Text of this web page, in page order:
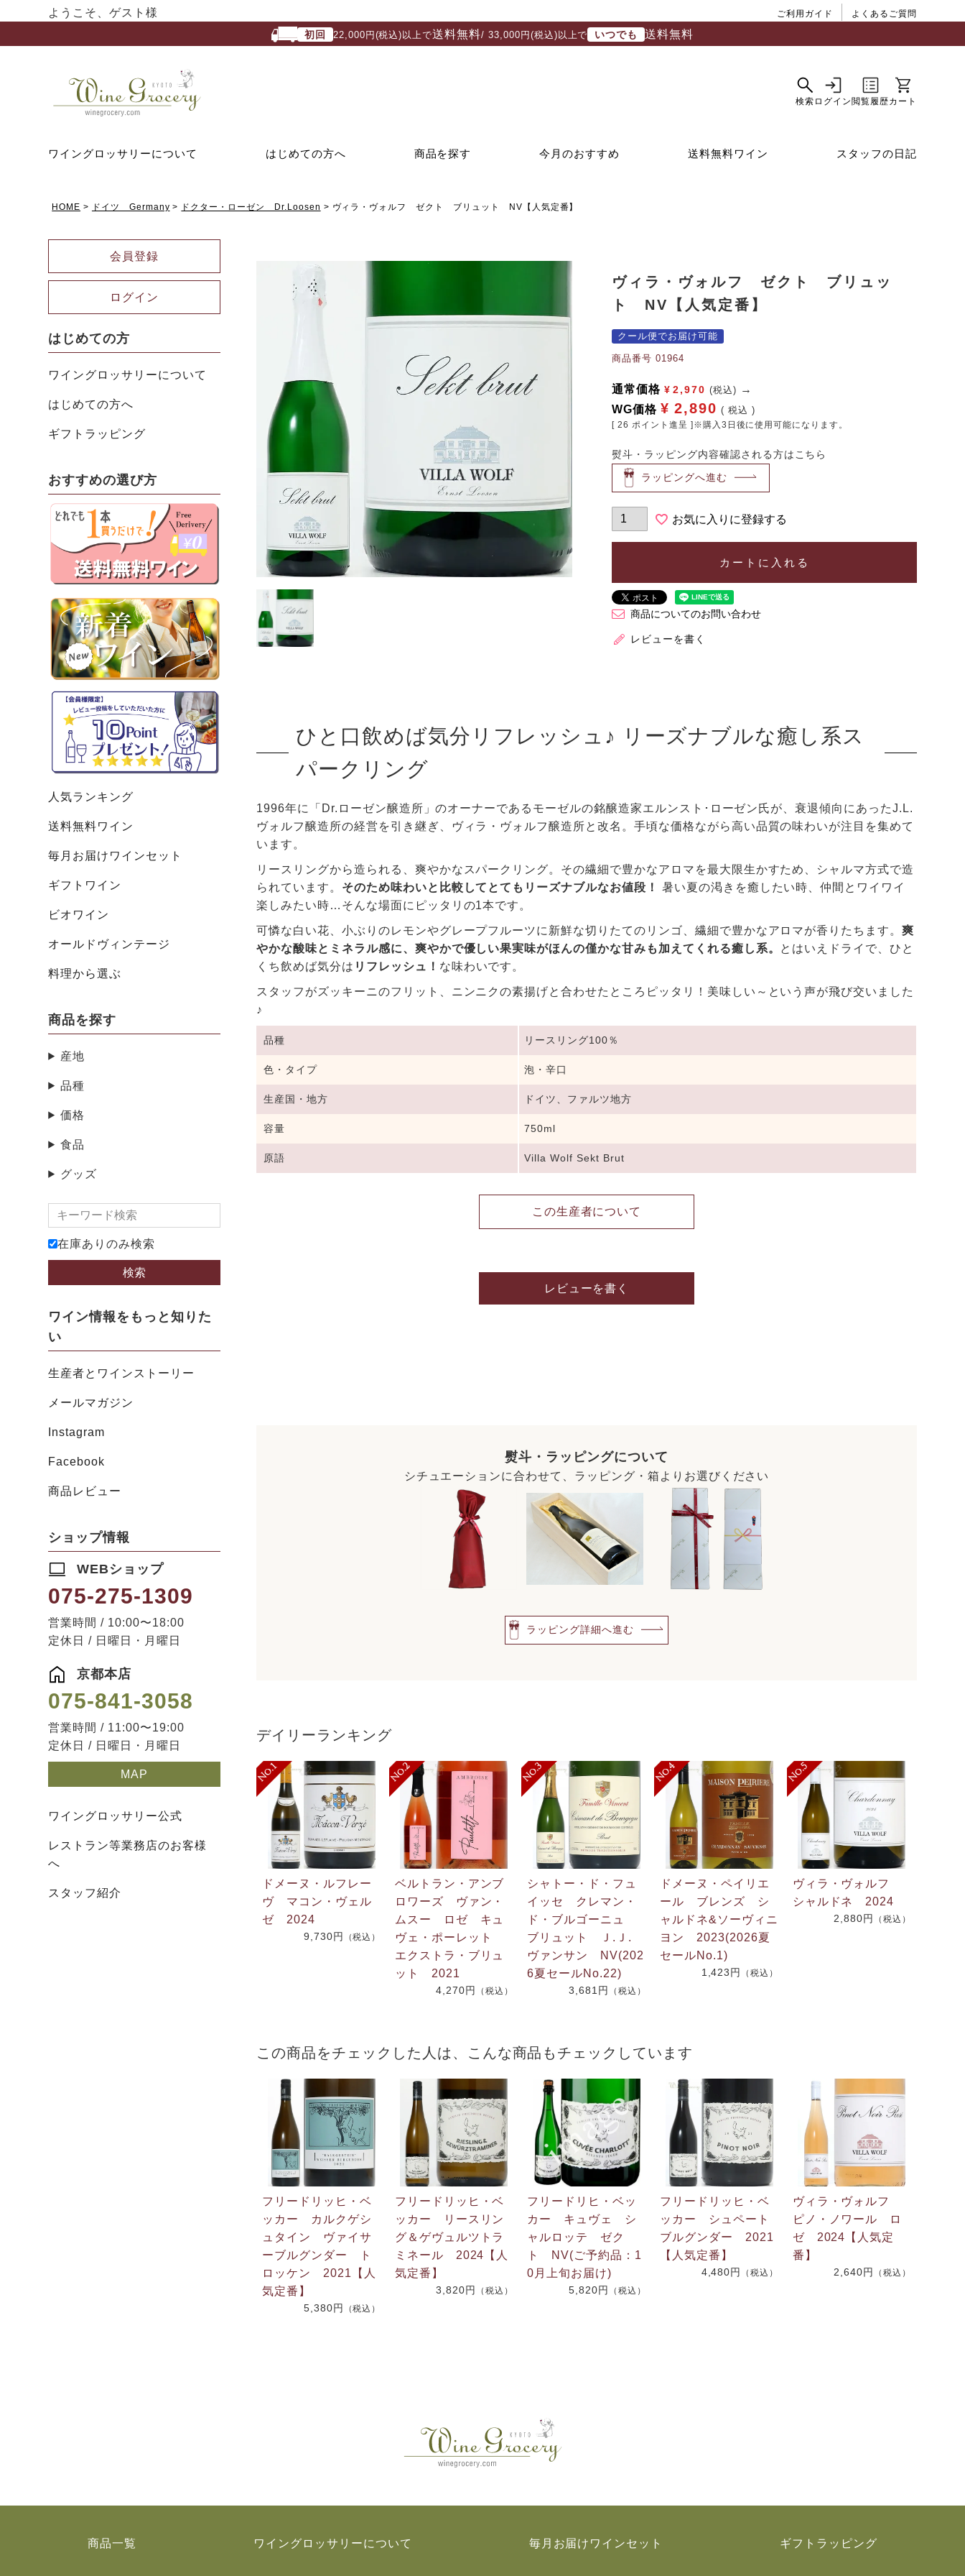
ようこそ、ゲスト様 ご利用ガイド よくあるご質問
初回 22,000円(税込)以上で送料無料/ 33,000円(税込)以上で いつでも 送料無料
ワイングロッサリーについて はじめての方へ 商品を探す 今月のおすすめ 送料無料ワイン スタッフの日記
HOME ドイツ Germany ドクター・ローゼン Dr.Loosen ヴィラ・ヴォルフ ゼクト ブリュット NV【人気定番】
会員登録
ログイン
はじめての方
ワイングロッサリーについて
はじめての方へ
ギフトラッピング
おすすめの選び方
人気ランキング
送料無料ワイン
毎月お届けワインセット
ギフトワイン
ビオワイン
オールドヴィンテージ
料理から選ぶ
商品を探す
産地
品種
価格
食品
グッズ
在庫ありのみ検索
検索
ワイン情報をもっと知りた
い
生産者とワインストーリー
メールマガジン
Instagram
Facebook
商品レビュー
ショップ情報
WEBショップ
075-275-1309
営業時間 / 10:00〜18:00
定休日 / 日曜日・月曜日
京都本店
075-841-3058
営業時間 / 11:00〜19:00
定休日 / 日曜日・月曜日
MAP
ワイングロッサリー公式
レストラン等業務店のお客様
へ
スタッフ紹介
ヴィラ・ヴォルフ ゼクト ブリュッ
ト NV【人気定番】
クール便でお届け可能
商品番号 01964
通常価格 ¥ 2,970 (税込)
WG価格 ¥ 2,890 税込
[ 26 ポイント進呈 ]※購入3日後に使用可能になります。
熨斗・ラッピング内容確認される方はこちら
ラッピングへ進む
お気に入りに登録する
カートに入れる
商品についてのお問い合わせ
レビューを書く
ひと口飲めば気分リフレッシュ♪ リーズナブルな癒し系ス
パークリング
1996年に「Dr.ローゼン醸造所」のオーナーであるモーゼルの銘醸造家エルンスト･ローゼン氏が、衰退傾向にあったJ.L.
ヴォルフ醸造所の経営を引き継ぎ、ヴィラ・ヴォルフ醸造所と改名。手頃な価格ながら高い品質の味わいが注目を集めて
います。
リースリングから造られる、爽やかなスパークリング。その繊細で豊かなアロマを最大限生かすため、シャルマ方式で造
られています。 そのため味わいと比較してとてもリーズナブルなお値段！
暑い夏の渇きを癒したい時、仲間とワイワイ
楽しみたい時…そんな場面にピッタリの1本です。
可憐な白い花、小ぶりのレモンやグレープフルーツに新鮮な切りたてのリンゴ、繊細で豊かなアロマが香りたちます。爽
やかな酸味とミネラル感に、爽やかで優しい果実味がほんの僅かな甘みも加えてくれる癒し系。 とはいえドライで、ひと
くち飲めば気分は リフレッシュ！ な味わいです。
スタッフがズッキーニのフリット、ニンニクの素揚げと合わせたところピッタリ！美味しい～という声が飛び交いました
♪
品種 リースリング100％
色・タイプ 泡・辛口
生産国・地方 ドイツ、ファルツ地方
容量 750ml
原語 Villa Wolf Sekt Brut
この生産者について
レビューを書く
熨斗・ラッピングについて
シチュエーションに合わせて、ラッピング・箱よりお選びください
ラッピング詳細へ進む
デイリーランキング
ドメーヌ・ルフレー
ヴ マコン・ヴェル
ゼ 2024
9,730円 （税込）
ベルトラン・アンブ
ロワーズ ヴァン・
ムスー ロゼ キュ
ヴェ・ポーレット
エクストラ・ブリュ
ット 2021
4,270円 （税込）
シャトー・ド・フュ
イッセ クレマン・
ド・ブルゴーニュ
ブリュット Ｊ.Ｊ.
ヴァンサン NV(202
6夏セールNo.22)
3,681円 （税込）
ドメーヌ・ペイリエ
ール ブレンズ シ
ャルドネ&ソーヴィニ
ヨン 2023(2026夏
セールNo.1)
1,423円 （税込）
ヴィラ・ヴォルフ
シャルドネ 2024
2,880円 （税込）
この商品をチェックした人は、こんな商品もチェックしています
フリードリッヒ・ベ
ッカー カルクゲシ
ュタイン ヴァイサ
ーブルグンダー ト
ロッケン 2021【人
気定番】
5,380円 （税込）
フリードリッヒ・ベ
ッカー リースリン
グ＆ゲヴュルツトラ
ミネール 2024【人
気定番】
3,820円 （税込）
フリードリヒ・ベッ
カー キュヴェ シ
ャルロッテ ゼク
ト NV(ご予約品：1
0月上旬お届け)
5,820円 （税込）
フリードリッヒ・ベ
ッカー シュペート
ブルグンダー 2021
【人気定番】
4,480円 （税込）
ヴィラ・ヴォルフ
ピノ・ノワール ロ
ゼ 2024【人気定
番】
2,640円 （税込）
商品一覧 ワイングロッサリーについて 毎月お届けワインセット ギフトラッピング